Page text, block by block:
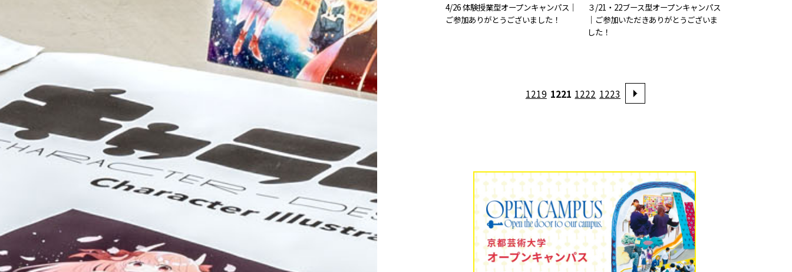
4/26 体験授業型オープンキャンパス｜
ご参加ありがとうございました！
３/21・22ブース型オープンキャンパス
｜ご参加いただきありがとうございま
した！
1219 1221 1222 1223